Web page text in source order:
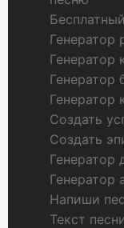
Генератор
Генератор
Генератор
Генератор
Создать
Создать
Генератор
Генератор
Напиши
Текст песни